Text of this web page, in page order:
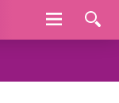
Navigace